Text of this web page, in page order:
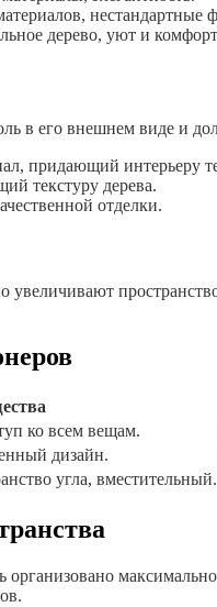
нестандартные
дерево, уют и
в его внешнем виде и
придающий интерьеру
текстуру дерева.
отделки.
увеличивают
ко всем вещам.
дизайн.
угла, вместительный.